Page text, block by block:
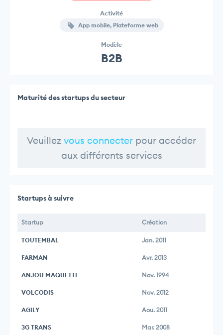
Activité
App mobile, Plateforme web
Modèle
B2B
Maturité des startups du secteur
Veuillez vous connecter pour accéder
aux différents services
Startups à suivre
Startup Création
TOUTEMBAL Jan. 2011
FARMAN Avr. 2013
ANJOU MAQUETTE Nov. 1994
VOLCODIS Nov. 2012
AGILY Aou. 2011
3G TRANS Mar. 2008